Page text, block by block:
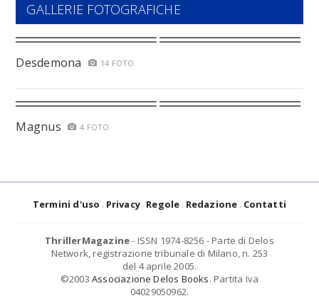
GALLERIE FOTOGRAFICHE
Desdemona 14 FOTO
Magnus 4 FOTO
Termini d'uso Privacy Regole Redazione Contatti
ThrillerMagazine- ISSN 1974-8256 - Parte di Delos
Network, registrazione tribunale di Milano, n. 253
del 4 aprile 2005.
©2003 Associazione Delos Books. Partita Iva
04029050962.